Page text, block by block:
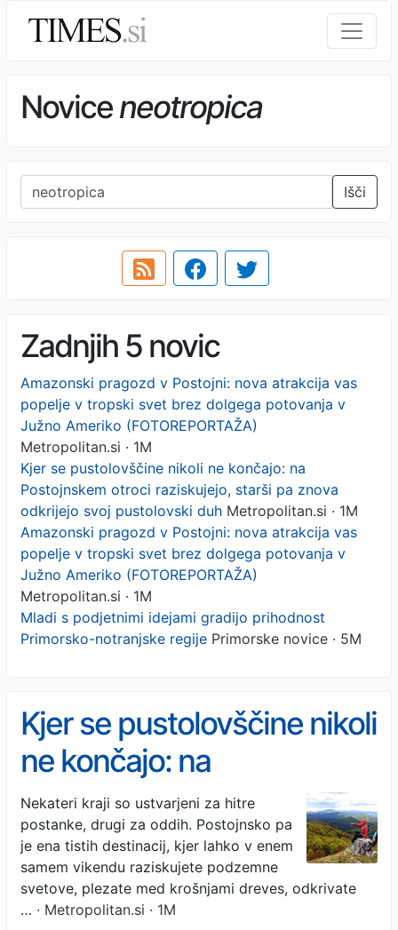
Noviceneotropica
Išči
Zadnjih 5 novic
Amazonski pragozd v Postojni: nova atrakcija vas
popelje v tropski svet brez dolgega potovanja v
Južno Ameriko (FOTOREPORTAŽA)
Metropolitan.si · 1M
Kjer se pustolovščine nikoli ne končajo: na
Postojnskem otroci raziskujejo, starši pa znova
odkrijejo svoj pustolovski duh Metropolitan.si · 1M
Amazonski pragozd v Postojni: nova atrakcija vas
popelje v tropski svet brez dolgega potovanja v
Južno Ameriko (FOTOREPORTAŽA)
Metropolitan.si · 1M
Mladi s podjetnimi idejami gradijo prihodnost
Primorsko-notranjske regije Primorske novice · 5M
Kjer se pustolovščine nikoli
ne končajo: na
Postojnskem otroci
raziskujejo, starši pa znova
odkrijejo svoj pustolovski
duh
Nekateri kraji so ustvarjeni za hitre
postanke, drugi za oddih. Postojnsko pa
je ena tistih destinacij, kjer lahko v enem
samem vikendu raziskujete podzemne
svetove, plezate med krošnjami dreves, odkrivate
… · Metropolitan.si · 1M